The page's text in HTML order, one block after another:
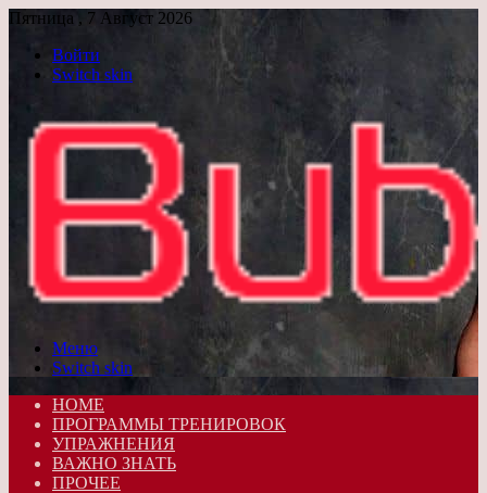
Пятница , 7 Август 2026
Войти
Switch skin
Меню
Switch skin
HOME
ПРОГРАММЫ ТРЕНИРОВОК
УПРАЖНЕНИЯ
ВАЖНО ЗНАТЬ
ПРОЧЕЕ